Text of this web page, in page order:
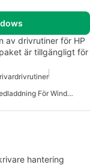
av drivrutiner för HP
är tillgängligt för
Hp Drivrutiner Nedladdning För Windows
hantering